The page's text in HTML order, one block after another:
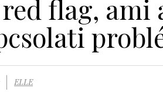
flag, ami
ELLE